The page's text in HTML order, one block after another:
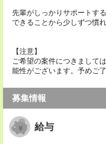
先輩がしっかりサポートす
できることから少しずつ慣
【注意】
ご希望の案件につきまして
能性がございます。予めご了
募集情報
給与